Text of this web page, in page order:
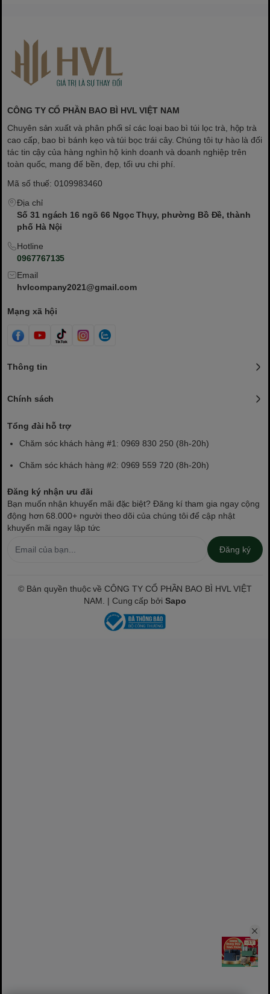
CÔNG TY CỔ PHẦN BAO BÌ HVL VIỆT NAM
Chuyên sản xuất và phân phối sỉ các loại bao bì túi lọc trà, hộp trà
cao cấp, bao bì bánh kẹo và túi bọc trái cây. Chúng tôi tự hào là đối
tác tin cậy của hàng nghìn hộ kinh doanh và doanh nghiệp trên
toàn quốc, mang đế bền, đẹp, tối ưu chi phí.
Mã số thuế: 0109983460
Địa chỉ
Số 31 ngách 16 ngõ 66 Ngọc Thụy, phường Bồ Đề, thành
phố Hà Nội
Hotline
0967767135
Email
hvlcompany2021@gmail.com
Mạng xã hội
Thông tin
Chính sách
Tổng đài hỗ trợ
Chăm sóc khách hàng #1: 0969 830 250 (8h-20h)
Chăm sóc khách hàng #2: 0969 559 720 (8h-20h)
Đăng ký nhận ưu đãi
Bạn muốn nhận khuyến mãi đặc biệt? Đăng kí tham gia ngay cộng
động hơn 68.000+ người theo dõi của chúng tôi để cập nhật
khuyến mãi ngay lập tức
Đăng ký
© Bản quyền thuộc về CÔNG TY CỔ PHẦN BAO BÌ HVL VIỆT
NAM. | Cung cấp bởiSapo